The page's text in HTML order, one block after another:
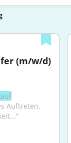
(m/w/d)
Auftreten,